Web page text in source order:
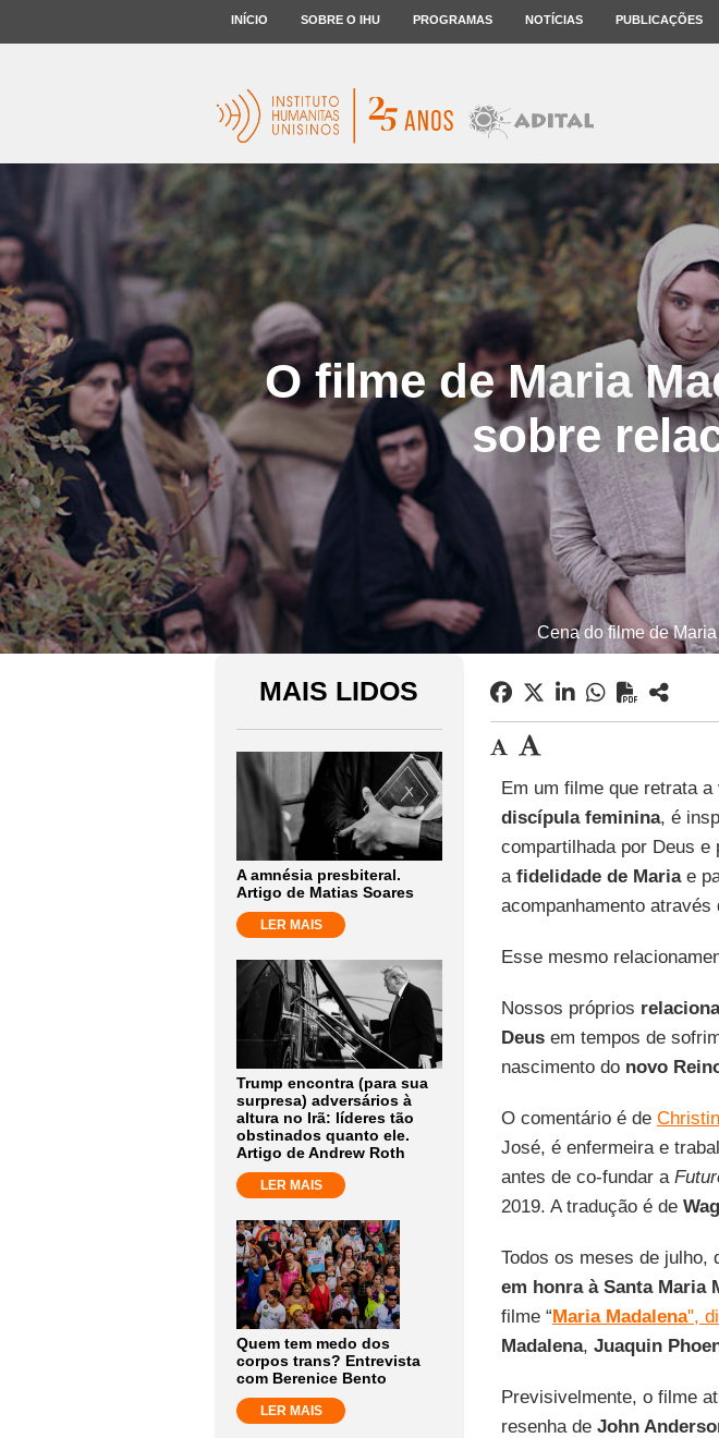
INÍCIO SOBRE O IHU PROGRAMAS NOTÍCIAS PUBLICAÇÕES
O filme de Maria
sobre
Cena do filme de
MAIS LIDOS
A amnésia presbiteral.
Artigo de Matias Soares
LER MAIS
Trump encontra (para sua
surpresa) adversários à
altura no Irã: líderes tão
obstinados quanto ele.
Artigo de Andrew Roth
LER MAIS
Quem tem medo dos
corpos trans? Entrevista
com Berenice Bento
LER MAIS
Em um filme que retrata
discípula feminina, é
compartilhada por Deus
a fidelidade de Mariae
acompanhamento
Esse mesmo
Nossos próprios
Deusem tempos de
nascimento do novo
O comentário é de
José, é enfermeira e
antes de co-fundar a
2019. A tradução é de
Todos os meses de julho,
em honra à Santa Maria
filme “Maria Madalena",
Madalena, Juaquin
Previsivelmente, o filme
resenha de John